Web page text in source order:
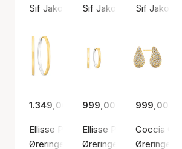
Sif Jakobs JewellerySif Jakobs Jewellery
Sif Jakobs
1.349,00 kr.
Ellisse Pianura Medio Earrings
Øreringe, Guld farve / Forgyldt sølv
999,00 kr.
Ellisse Pianura Piccolo
Øreringe, Guld farve /
999,00 kr.
Goccia
Øreringe,